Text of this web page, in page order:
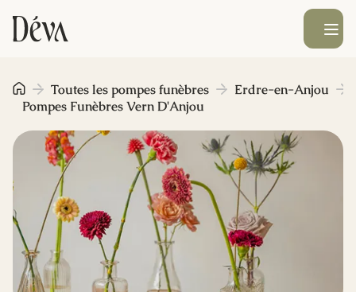
Obsèques
Prévoyance
Monument funéraire
Livraison de fleurs
Ouvrir le
Toutes les pompes funèbres
Erdre-en-Anjou
Pompes Funèbres Vern D'Anjou